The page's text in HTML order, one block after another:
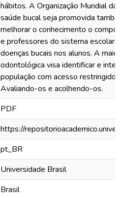
hábitos. A Organização Mundial
saúde bucal seja promovida
melhorar o conhecimento o
e professores do sistema escolar,
doenças bucais nos alunos. A
odontológica visa identificar e
população com acesso restringido
Avaliando-os e acolhendo-os.
PDF
https://
pt_BR
Universidade Brasil
Brasil